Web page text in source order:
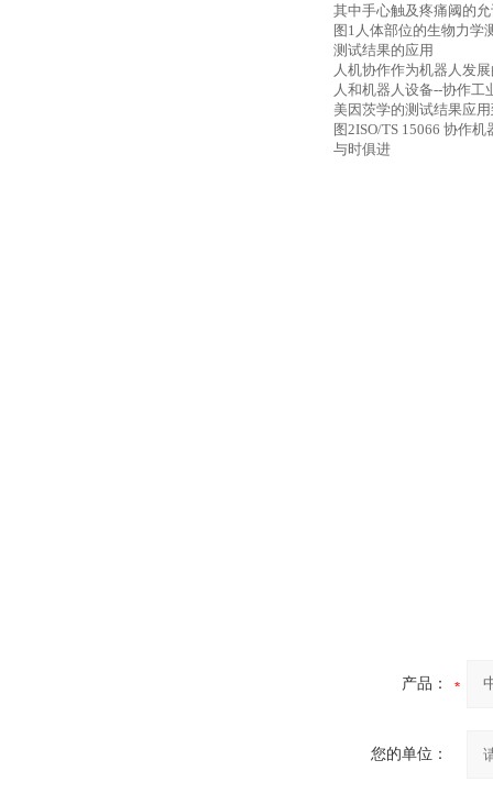
其中手心触及疼痛阈的
图 1 人体部位的生物力学
测试结果的应用
人机协作作为机器人发
人和机器人设备--协作工
美因茨学的测试结果应
图2ISO/TS 15066 协作机
与时俱进
产品：
您的单位：